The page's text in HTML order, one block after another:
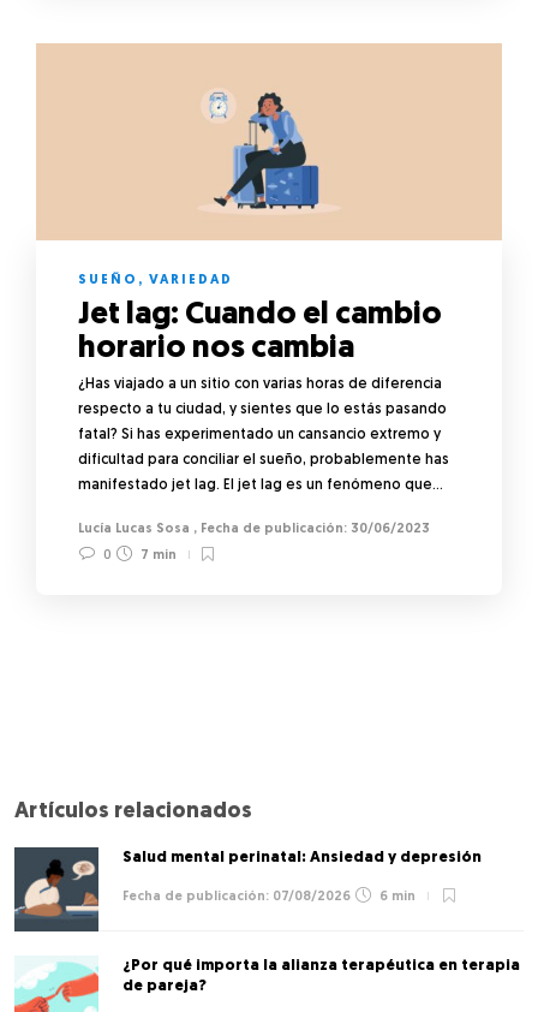
SUEÑO , VARIEDAD
Jet lag: Cuando el cambio
horario nos cambia
¿Has viajado a un sitio con varias horas de diferencia
respecto a tu ciudad, y sientes que lo estás pasando
fatal? Si has experimentado un cansancio extremo y
dificultad para conciliar el sueño, probablemente has
manifestado jet lag. El jet lag es un fenómeno que…
Lucía Lucas Sosa ,
30/06/2023
0
7 min
Artículos relacionados
Salud mental perinatal: Ansiedad y depresión
07/08/2026 6 min
¿Por qué importa la alianza terapéutica en terapia
de pareja?